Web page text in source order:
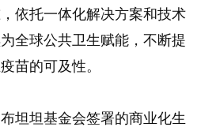
依托一体化解决方案和技术
全球公共卫生赋能，不断提
苗的可及性。
坦坦基金会签署的商业化生